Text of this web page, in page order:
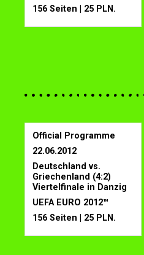
156 Seiten | 25 PLN.
Official Programme
22.06.2012
Deutschland vs.
Griechenland (4:2)
Viertelfinale in Danzig
UEFA EURO 2012™
156 Seiten | 25 PLN.